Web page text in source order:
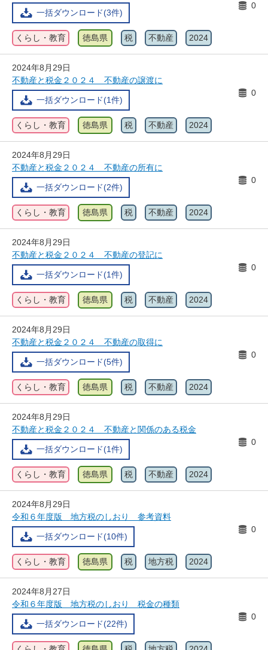
一括ダウンロード(3件)
0
くらし・教育 徳島県 税 不動産 2024
2024年8月29日
不動産と税金２０２４ 不動産の譲渡に
一括ダウンロード(1件)
0
くらし・教育 徳島県 税 不動産 2024
2024年8月29日
不動産と税金２０２４ 不動産の所有に
一括ダウンロード(2件)
0
くらし・教育 徳島県 税 不動産 2024
2024年8月29日
不動産と税金２０２４ 不動産の登記に
一括ダウンロード(1件)
0
くらし・教育 徳島県 税 不動産 2024
2024年8月29日
不動産と税金２０２４ 不動産の取得に
一括ダウンロード(5件)
0
くらし・教育 徳島県 税 不動産 2024
2024年8月29日
不動産と税金２０２４ 不動産と関係のある税金
一括ダウンロード(1件)
0
くらし・教育 徳島県 税 不動産 2024
2024年8月29日
令和６年度版 地方税のしおり 参考資料
一括ダウンロード(10件)
0
くらし・教育 徳島県 税 地方税 2024
2024年8月27日
令和６年度版 地方税のしおり 税金の種類
一括ダウンロード(22件)
0